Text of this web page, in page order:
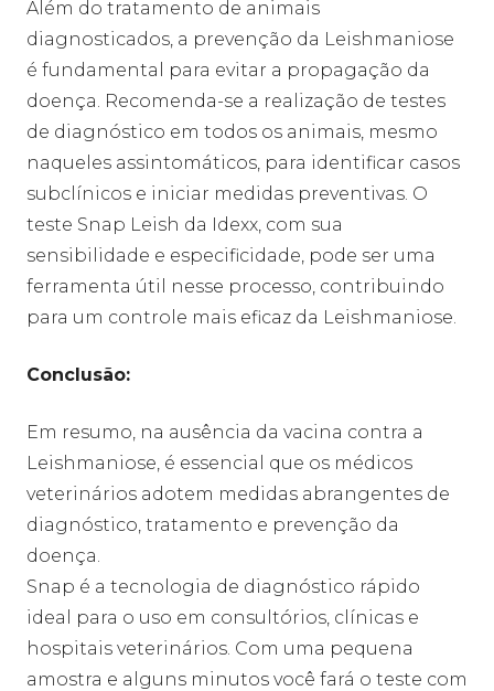
Além do tratamento de animais
diagnosticados, a prevenção da Leishmaniose
é fundamental para evitar a propagação da
doença. Recomenda-se a realização de testes
de diagnóstico em todos os animais, mesmo
naqueles assintomáticos, para identificar casos
subclínicos e iniciar medidas preventivas. O
teste Snap Leish da Idexx, com sua
sensibilidade e especificidade, pode ser uma
ferramenta útil nesse processo, contribuindo
para um controle mais eficaz da Leishmaniose.
Conclusão:
Em resumo, na ausência da vacina contra a
Leishmaniose, é essencial que os médicos
veterinários adotem medidas abrangentes de
diagnóstico, tratamento e prevenção da
doença.
Snap é a tecnologia de diagnóstico rápido
ideal para o uso em consultórios, clínicas e
hospitais veterinários. Com uma pequena
amostra e alguns minutos você fará o teste com